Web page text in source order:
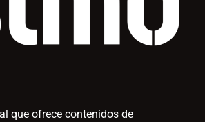
que ofrece contenidos de